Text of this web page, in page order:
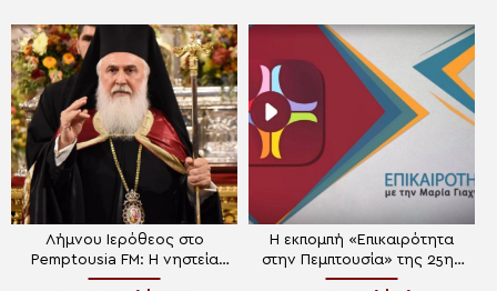
Λήμνου Ιερόθεος στο
Pemptousia FM: Η νηστεία
είναι εκούσια άσκηση
Η εκπομπή «Επικαιρότητα
στην Πεμπτουσία» της 25ης
Φεβρουαρίου 2026 σε